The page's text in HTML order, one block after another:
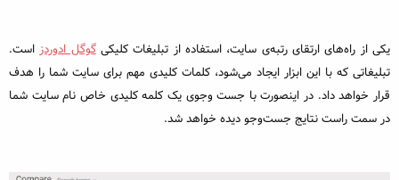
یکی از راه‌های ارتقای رتبه‌ی سایت، استفاده از تبلیغات کلیکیگوگل ادوردزاست.
تبلیغاتی که با این ابزار ایجاد می‌شود، کلمات کلیدی مهم برای سایت شما را هدف
قرار خواهد داد. در اینصورت با جست وجوی یک کلمه‌ کلیدی خاص نام سایت شما
در سمت راست نتایج جست‌وجو دیده خواهد شد.